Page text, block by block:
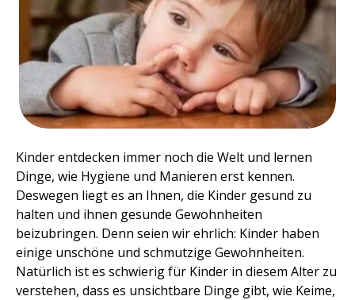
Kinder entdecken immer noch die Welt und lernen
Dinge, wie Hygiene und Manieren erst kennen.
Deswegen liegt es an Ihnen, die Kinder gesund zu
halten und ihnen gesunde Gewohnheiten
beizubringen. Denn seien wir ehrlich: Kinder haben
einige unschöne und schmutzige Gewohnheiten.
Natürlich ist es schwierig für Kinder in diesem Alter zu
verstehen, dass es unsichtbare Dinge gibt, wie Keime,